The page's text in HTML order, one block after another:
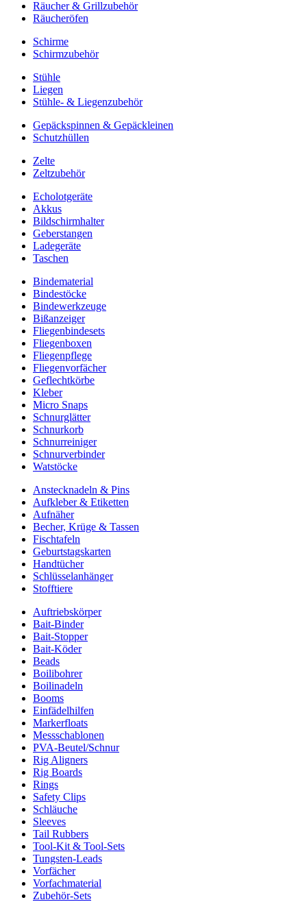
Räucher & Grillzubehör
Räucheröfen
Schirme
Schirmzubehör
Stühle
Liegen
Stühle- & Liegenzubehör
Gepäckspinnen & Gepäckleinen
Schutzhüllen
Zelte
Zeltzubehör
Echolotgeräte
Akkus
Bildschirmhalter
Geberstangen
Ladegeräte
Taschen
Bindematerial
Bindestöcke
Bindewerkzeuge
Bißanzeiger
Fliegenbindesets
Fliegenboxen
Fliegenpflege
Fliegenvorfächer
Geflechtkörbe
Kleber
Micro Snaps
Schnurglätter
Schnurkorb
Schnurreiniger
Schnurverbinder
Watstöcke
Anstecknadeln & Pins
Aufkleber & Etiketten
Aufnäher
Becher, Krüge & Tassen
Fischtafeln
Geburtstagskarten
Handtücher
Schlüsselanhänger
Stofftiere
Auftriebskörper
Bait-Binder
Bait-Stopper
Bait-Köder
Beads
Boilibohrer
Boilinadeln
Booms
Einfädelhilfen
Markerfloats
Messschablonen
PVA-Beutel/Schnur
Rig Aligners
Rig Boards
Rings
Safety Clips
Schläuche
Sleeves
Tail Rubbers
Tool-Kit & Tool-Sets
Tungsten-Leads
Vorfächer
Vorfachmaterial
Zubehör-Sets